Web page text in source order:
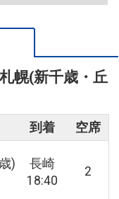
札幌(新千歳・丘
到着 空席
)
長崎
18:40
2